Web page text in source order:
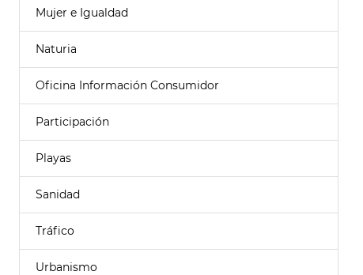
Mujer e Igualdad
Naturia
Oficina Información Consumidor
Participación
Playas
Sanidad
Tráfico
Urbanismo